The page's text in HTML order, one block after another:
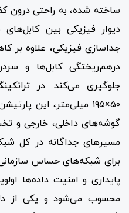
ساخته شده، به راحتی درون
دیوار فیزیکی بین
جداسازی فیزیکی، علاوه بر
درهم‌ریختگی کابل‌ها و
۵۰×۱۹۵ میلی‌متر، این
گوشه‌های داخلی، خارجی و
مسیرهای جداگانه در کل
برای شبکه‌های حساس
پایداری و امنیت داده‌ها
محسوب می‌شود و یکی از